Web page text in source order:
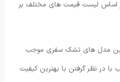
اساس لیست قیمت های مختلف بر
ترین مدل های تشک سفری موجب
در نظر گرفتن با بهترین کیفیت